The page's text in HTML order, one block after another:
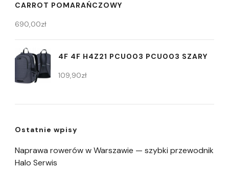
CARROT POMARAŃCZOWY
690,00zł
4F 4F H4Z21 PCU003 PCU003 SZARY
109,90zł
Ostatnie wpisy
Naprawa rowerów w Warszawie — szybki przewodnik
Halo Serwis